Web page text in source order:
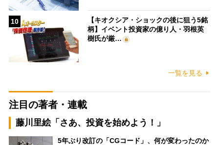
10
【キオクシア・ショックの後に狙う5銘
柄】イベント投資家の億り人・羽根英
樹氏が厳…
一覧を見る
注目の著者・連載
藤川里絵「さあ、投資を始めよう！」
5年ぶり改訂の「CGコード」、何が変わったのか